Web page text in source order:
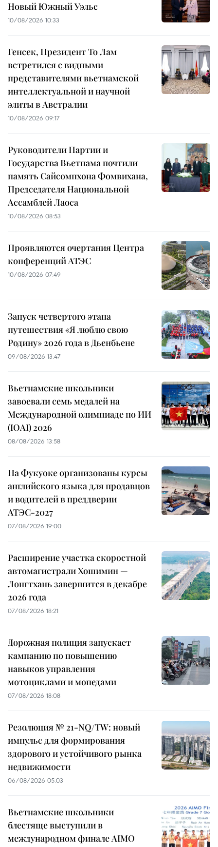
Новый Южный Уэльс
10/08/2026 10:33
Генсек, Президент То Лам
встретился с видными
представителями вьетнамской
интеллектуальной и научной
элиты в Австралии
10/08/2026 09:17
Руководители Партии и
Государства Вьетнама почтили
память Сайсомпхона Фомвихана,
Председателя Национальной
Ассамблей Лаоса
10/08/2026 08:53
Проявляются очертания Центра
конференций АТЭС
10/08/2026 07:49
Запуск четвертого этапа
путешествия «Я люблю свою
Родину» 2026 года в Дьенбьене
09/08/2026 13:47
Вьетнамские школьники
завоевали семь медалей на
Международной олимпиаде по ИИ
(IOAI) 2026
08/08/2026 13:58
На Фукуоке организованы курсы
английского языка для продавцов
и водителей в преддверии
АТЭС-2027
07/08/2026 19:00
Расширение участка скоростной
автомагистрали Хошимин —
Лонгтхань завершится в декабре
2026 года
07/08/2026 18:21
Дорожная полиция запускает
кампанию по повышению
навыков управления
мотоциклами и мопедами
07/08/2026 18:08
Резолюция № 21-NQ/TW: новый
импульс для формирования
здорового и устойчивого рынка
недвижимости
06/08/2026 05:03
Вьетнамские школьники
блестяще выступили в
международном финале AIMO